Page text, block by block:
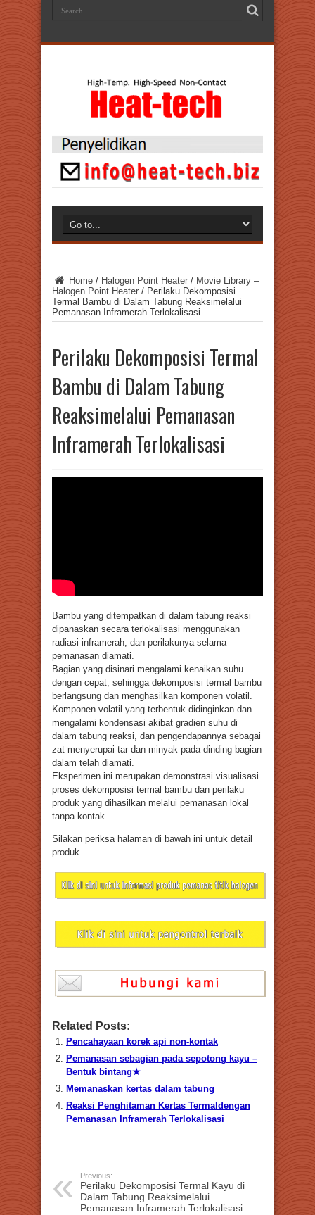
Home / Halogen Point Heater / Movie Library –
Halogen Point Heater / Perilaku Dekomposisi
Termal Bambu di Dalam Tabung Reaksimelalui
Pemanasan Inframerah Terlokalisasi
Perilaku Dekomposisi Termal
Bambu di Dalam Tabung
Reaksimelalui Pemanasan
Inframerah Terlokalisasi
Bambu yang ditempatkan di dalam tabung reaksi
dipanaskan secara terlokalisasi menggunakan
radiasi inframerah, dan perilakunya selama
pemanasan diamati.
Bagian yang disinari mengalami kenaikan suhu
dengan cepat, sehingga dekomposisi termal bambu
berlangsung dan menghasilkan komponen volatil.
Komponen volatil yang terbentuk didinginkan dan
mengalami kondensasi akibat gradien suhu di
dalam tabung reaksi, dan pengendapannya sebagai
zat menyerupai tar dan minyak pada dinding bagian
dalam telah diamati.
Eksperimen ini merupakan demonstrasi visualisasi
proses dekomposisi termal bambu dan perilaku
produk yang dihasilkan melalui pemanasan lokal
tanpa kontak.
Silakan periksa halaman di bawah ini untuk detail
produk.
Related Posts:
Pencahayaan korek api non-kontak
Pemanasan sebagian pada sepotong kayu –
Bentuk bintang★
Memanaskan kertas dalam tabung
Reaksi Penghitaman Kertas Termaldengan
Pemanasan Inframerah Terlokalisasi
Previous:
Perilaku Dekomposisi Termal Kayu di
Dalam Tabung Reaksimelalui
Pemanasan Inframerah Terlokalisasi